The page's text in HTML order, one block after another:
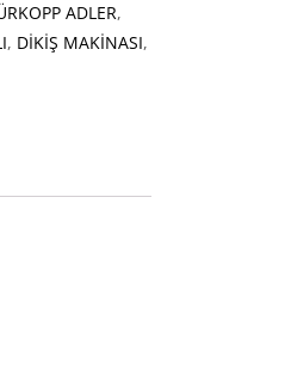
ADLER,
, DİKİŞ MAKİNASI,